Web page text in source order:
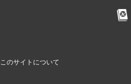
このサイトについて